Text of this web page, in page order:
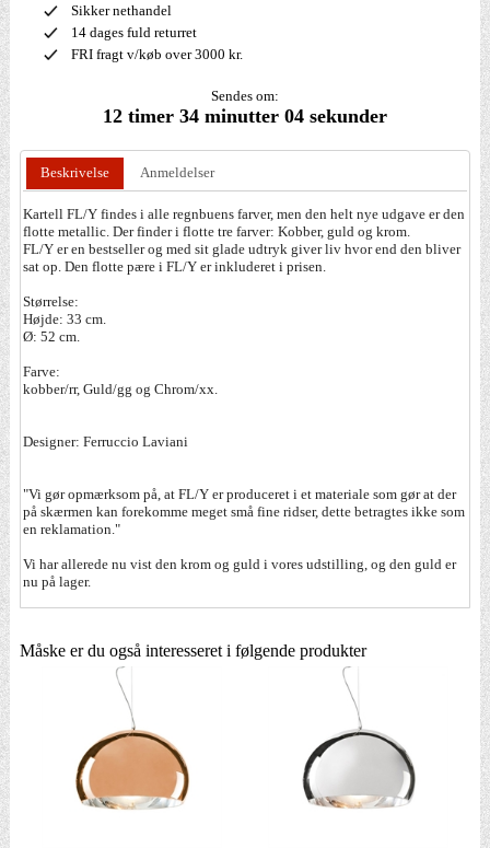
Sikker nethandel
14 dages fuld returret
FRI fragt v/køb over 3000 kr.
Sendes om:
12 timer 34 minutter 03 sekunder
Beskrivelse Anmeldelser
Kartell FL/Y findes i alle regnbuens farver, men den helt nye udgave er den
flotte metallic. Der finder i flotte tre farver: Kobber, guld og krom.
FL/Y er en bestseller og med sit glade udtryk giver liv hvor end den bliver
sat op. Den flotte pære i FL/Y er inkluderet i prisen.
Størrelse:
Højde: 33 cm.
Ø: 52 cm.
Farve:
kobber/rr, Guld/gg og Chrom/xx.
Designer: Ferruccio Laviani
"Vi gør opmærksom på, at FL/Y er produceret i et materiale som gør at der
på skærmen kan forekomme meget små fine ridser, dette betragtes ikke som
en reklamation."
Vi har allerede nu vist den krom og guld i vores udstilling, og den guld er
nu på lager.
Måske er du også interesseret i følgende produkter